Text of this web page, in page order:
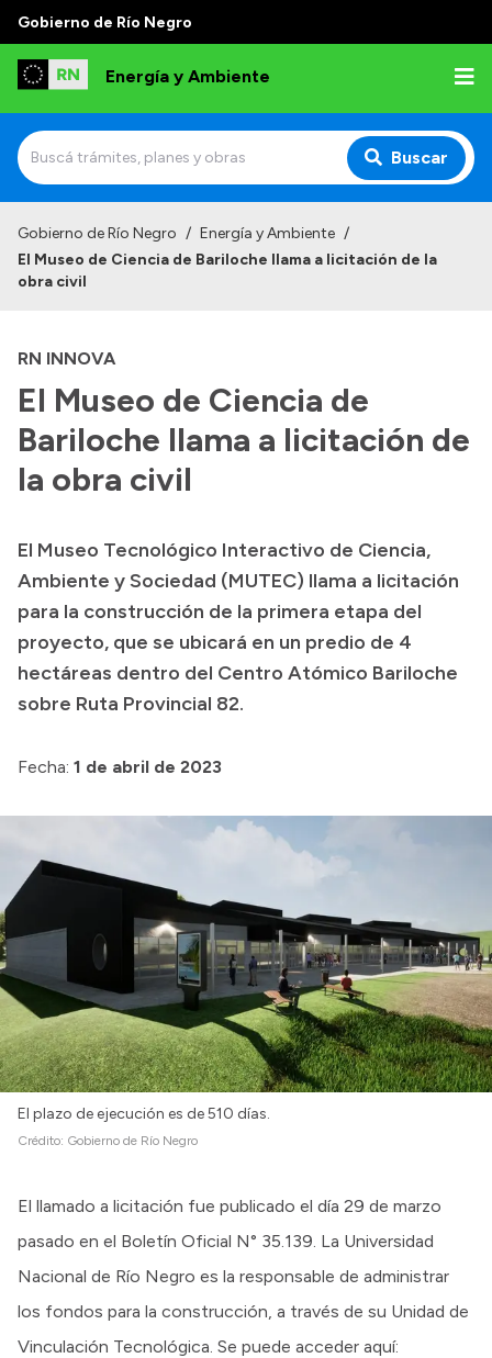
Gobierno de Río Negro
Energía y Ambiente
Buscar
Institucional
Autoridades
Normativa
Reportes
Presupuesto
Boletín Oficial
Compras y licitaciones
Consulta de expedientes
Consulta de pago a proveedores
Login
Gobierno de Río Negro / Energía y Ambiente /
El Museo de Ciencia de Bariloche llama a licitación de la
obra civil
RN INNOVA
El Museo de Ciencia de
Bariloche llama a licitación de
la obra civil
El Museo Tecnológico Interactivo de Ciencia,
Ambiente y Sociedad (MUTEC) llama a licitación
para la construcción de la primera etapa del
proyecto, que se ubicará en un predio de 4
hectáreas dentro del Centro Atómico Bariloche
sobre Ruta Provincial 82.
Fecha: 1 de abril de 2023
El plazo de ejecución es de 510 días.
Crédito: Gobierno de Río Negro
El llamado a licitación fue publicado el día 29 de marzo
pasado en el Boletín Oficial N° 35.139. La Universidad
Nacional de Río Negro es la responsable de administrar
los fondos para la construcción, a través de su Unidad de
Vinculación Tecnológica. Se puede acceder aquí: